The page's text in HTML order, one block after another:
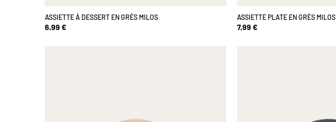
ASSIETTE À DESSERT EN GRÈS MILOS
6,99 €
ASSIETTE PLATE EN GRÈS MILOS
7,99 €